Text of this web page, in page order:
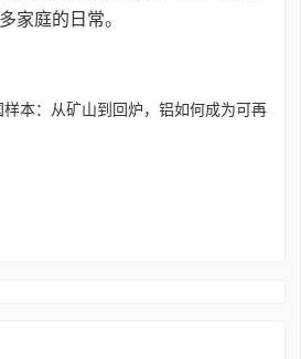
家庭的日常。
本：从矿山到回炉，铝如何成为可再